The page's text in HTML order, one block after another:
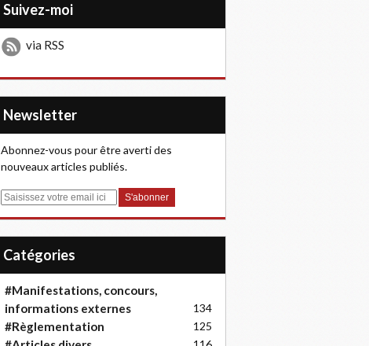
Suivez-moi
via RSS
Newsletter
Abonnez-vous pour être averti des
nouveaux articles publiés.
E
Catégories
#Manifestations, concours,
informations externes
134
#Règlementation 125